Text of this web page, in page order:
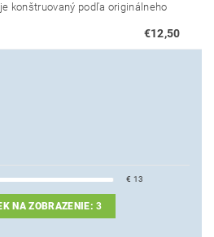
konštruovaný podľa originálneho
€12,50
€ 13
NA ZOBRAZENIE:3